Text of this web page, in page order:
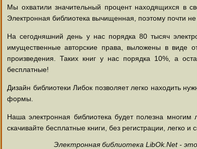
Мы охватили значительный процент находящихся в
Электронная библиотека вычищенная, поэтому почти не
На сегодняшний день у нас порядка 80 тысяч
имущественные авторские права, выложены в виде
произведения. Таких книг у нас порядка 10%, а
бесплатные!
Дизайн библиотеки Либок позволяет легко находить
формы.
Наша электронная библиотека будет полезна
скачивайте бесплатные книги, без регистрации, легко и
Электронная библиотека LibOk.Net -